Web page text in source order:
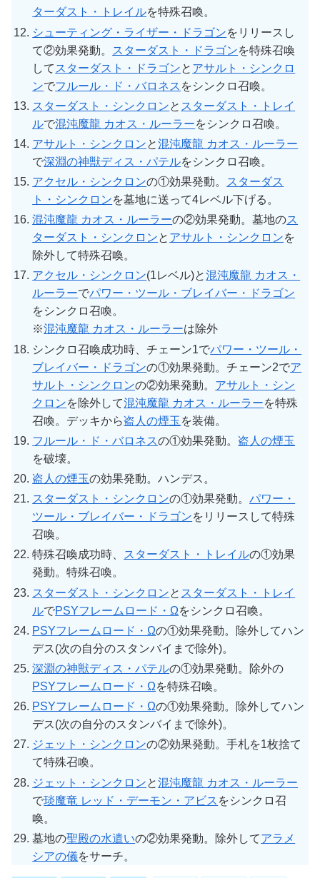
ターダスト・トレイルを特殊召喚。
シューティング・ライザー・ドラゴンをリリースし
て②効果発動。
スターダスト・ドラゴンを特殊召喚
して スターダスト・ドラゴンと アサルト・シンクロ
ンでフルール・ド・バロネス をシンクロ召喚。
スターダスト・シンクロンと スターダスト・トレイ
ルで混沌魔龍 カオス・ルーラーをシンクロ召喚。
アサルト・シンクロンと混沌魔龍 カオス・ルーラー
で深淵の神獣ディス・パテルをシンクロ召喚。
アクセル・シンクロンの①効果発動。
スターダス
ト・シンクロンを墓地に送って4レベル下げる。
混沌魔龍 カオス・ルーラーの②効果発動。墓地のス
ターダスト・シンクロンと アサルト・シンクロンを
除外して特殊召喚。
アクセル・シンクロン(1レベル)と混沌魔龍 カオス・
ルーラーでパワー・ツール・ブレイバー・ドラゴン
をシンクロ召喚。
※混沌魔龍 カオス・ルーラーは除外
シンクロ召喚成功時、チェーン1でパワー・ツール・
ブレイバー・ドラゴンの①効果発動。チェーン2でア
サルト・シンクロンの②効果発動。 アサルト・シン
クロンを除外して混沌魔龍 カオス・ルーラーを特殊
召喚。デッキから盗人の煙玉 を装備。
フルール・ド・バロネスの①効果発動。 盗人の煙玉
を破壊。
盗人の煙玉の効果発動。ハンデス。
スターダスト・シンクロンの①効果発動。パワー・
ツール・ブレイバー・ドラゴンをリリースして特殊
召喚。
特殊召喚成功時、 スターダスト・トレイルの①効果
発動。特殊召喚。
スターダスト・シンクロンと スターダスト・トレイ
ルでPSYフレームロード・Ωをシンクロ召喚。
PSYフレームロード・Ωの①効果発動。除外してハン
デス(次の自分のスタンバイまで除外)。
深淵の神獣ディス・パテルの①効果発動。除外の
PSYフレームロード・Ωを特殊召喚。
PSYフレームロード・Ωの①効果発動。除外してハン
デス(次の自分のスタンバイまで除外)。
ジェット・シンクロンの②効果発動。手札を1枚捨て
て特殊召喚。
ジェット・シンクロンと混沌魔龍 カオス・ルーラー
で琰魔竜 レッド・デーモン・アビス をシンクロ召
喚。
墓地の聖殿の水遣いの②効果発動。除外してアラメ
シアの儀をサーチ。